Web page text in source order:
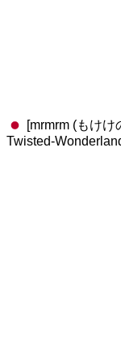
[mrmrm (もけ
Twisted-